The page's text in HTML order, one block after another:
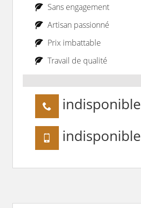
Sans engagement
Artisan passionné
Prix imbattable
Travail de qualité
indisponible
indisponible